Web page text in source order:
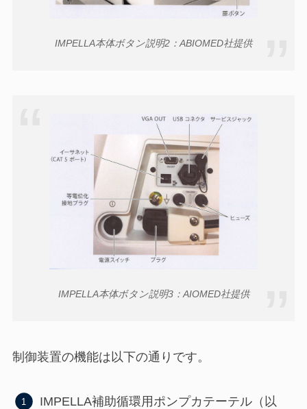
IMPELLA本体ボタン説明2：ABIOMED社提供
IMPELLA本体ボタン説明3：AIOMED社提供
制御装置の機能は以下の通りです。
IMPELLA補助循環用ポンプカテーテル（以